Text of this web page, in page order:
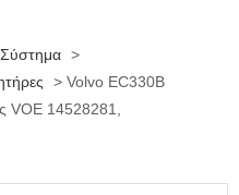
>
> Volvo EC330B
VOE 14528281,